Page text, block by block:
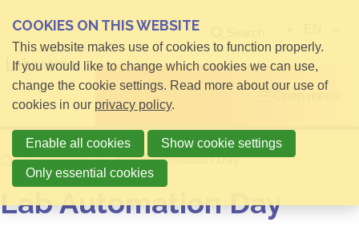
HomeActivities Lab Automation Day
Lab Automation Day
COOKIES ON THIS WEBSITE
This website makes use of cookies to function properly.
If you would like to change which cookies we can use,
change the cookie settings. Read more about our use of
cookies in our privacy policy.
Enable all cookies Show cookie settings
Only essential cookies